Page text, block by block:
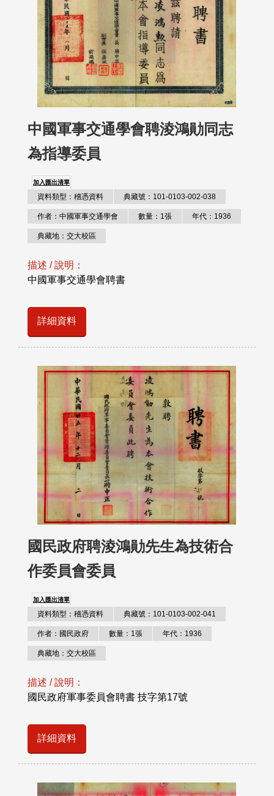
中國軍事交通學會聘淩鴻勛同志
為指導委員
加入匯出清單
資料類型：稽憑資料 典藏號：101-0103-002-038
作者：中國軍事交通學會 數量：1張 年代：1936
典藏地：交大校區
描述 / 說明：
中國軍事交通學會聘書
詳細資料
國民政府聘淩鴻勛先生為技術合
作委員會委員
加入匯出清單
資料類型：稽憑資料 典藏號：101-0103-002-041
作者：國民政府 數量：1張 年代：1936
典藏地：交大校區
描述 / 說明：
國民政府軍事委員會聘書 技字第17號
詳細資料